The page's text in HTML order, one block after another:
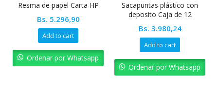
Resma de papel Carta HP
Bs. 5.296,90
Add to cart
Ordenar por Whatsapp
Sacapuntas plástico con
deposito Caja de 12
Bs. 3.980,24
Add to cart
Ordenar por Whatsapp